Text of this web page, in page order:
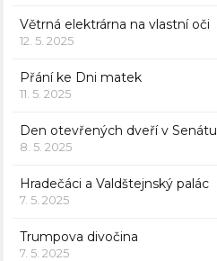
Větrná elektrárna na vlastní oči
12. 5. 2025
Přání ke Dni matek
11. 5. 2025
Den otevřených dveří v Senátu
8. 5. 2025
Hradečáci a Valdštejnský palác
7. 5. 2025
Trumpova divočina
7. 5. 2025